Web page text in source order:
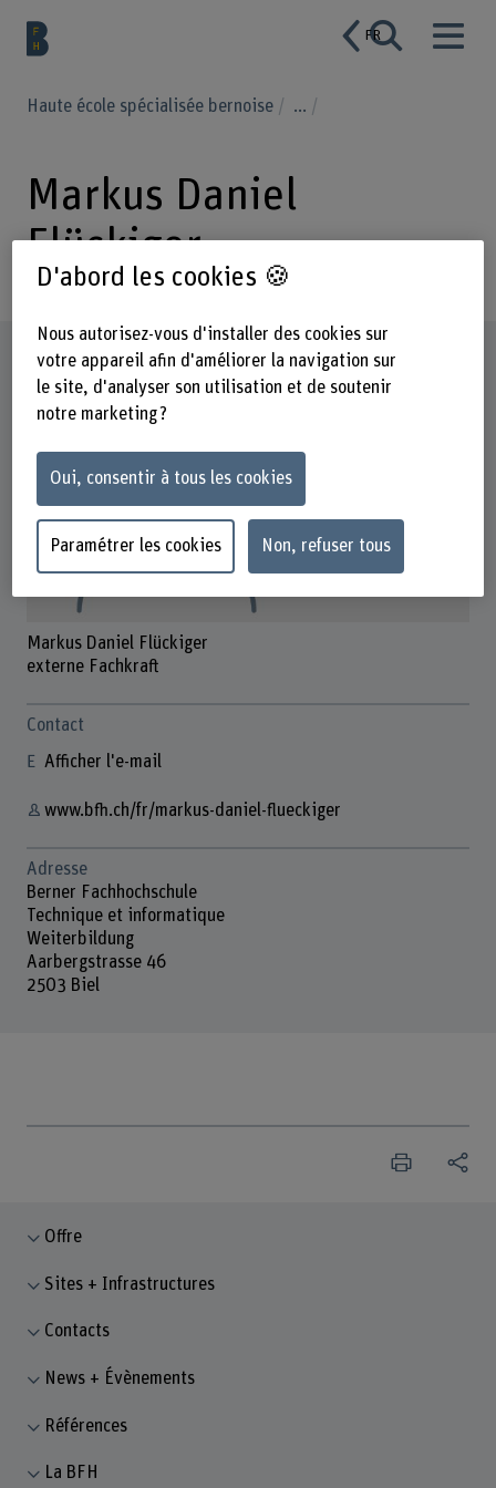
FR
Haute école spécialisée bernoise ...
Markus Daniel
Flückiger
Profil
Markus Daniel Flückiger
externe Fachkraft
Contact
Afficher l'e-mail
www.bfh.ch/fr/markus-daniel-flueckiger
Adresse
Berner Fachhochschule
Technique et informatique
Weiterbildung
Aarbergstrasse 46
2503 Biel
Offre
Sites + Infrastructures
Contacts
News + Évènements
Références
La BFH
D'abord les cookies 🍪
Nous autorisez-vous d'installer des cookies sur
votre appareil afin d'améliorer la navigation sur
le site, d'analyser son utilisation et de soutenir
notre marketing ?
Oui, consentir à tous les cookies
Paramétrer les cookies Non, refuser tous